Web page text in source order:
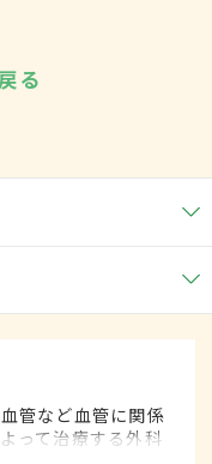
る
管など血管に関係
って治療する外科